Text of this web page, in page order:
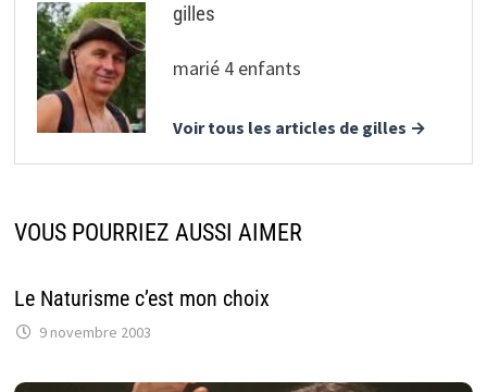
gilles
marié 4 enfants
Voir tous les articles de gilles →
VOUS POURRIEZ AUSSI AIMER
Le Naturisme c’est mon choix
9 novembre 2003